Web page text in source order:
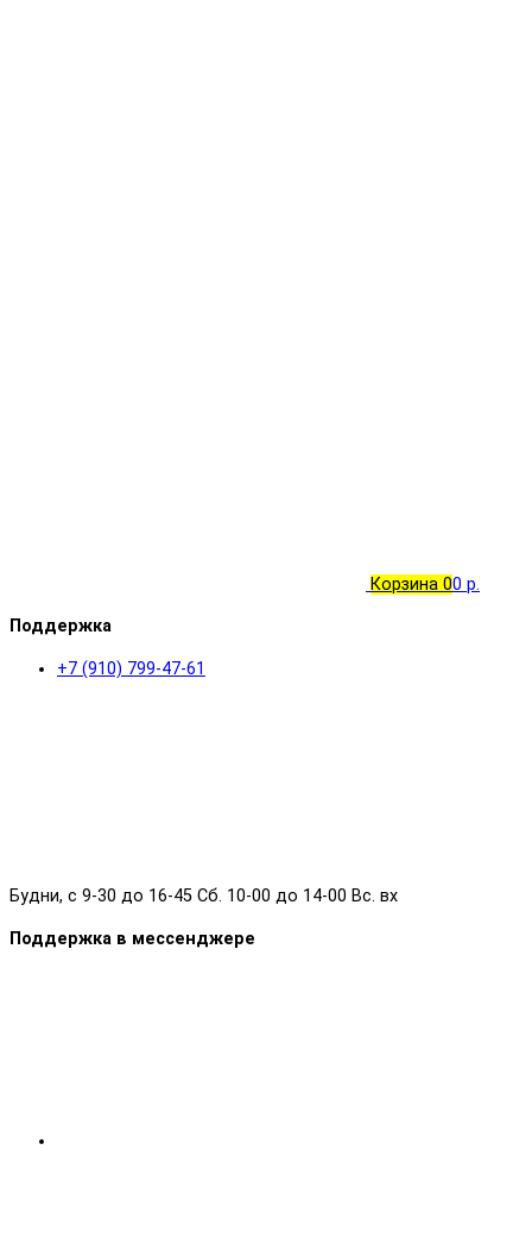
Корзина 00 р.
Поддержка
+7 (910) 799-47-61
Будни, с 9-30 до 16-45 Сб. 10-00 до 14-00 Вс. вх
Поддержка в мессенджере